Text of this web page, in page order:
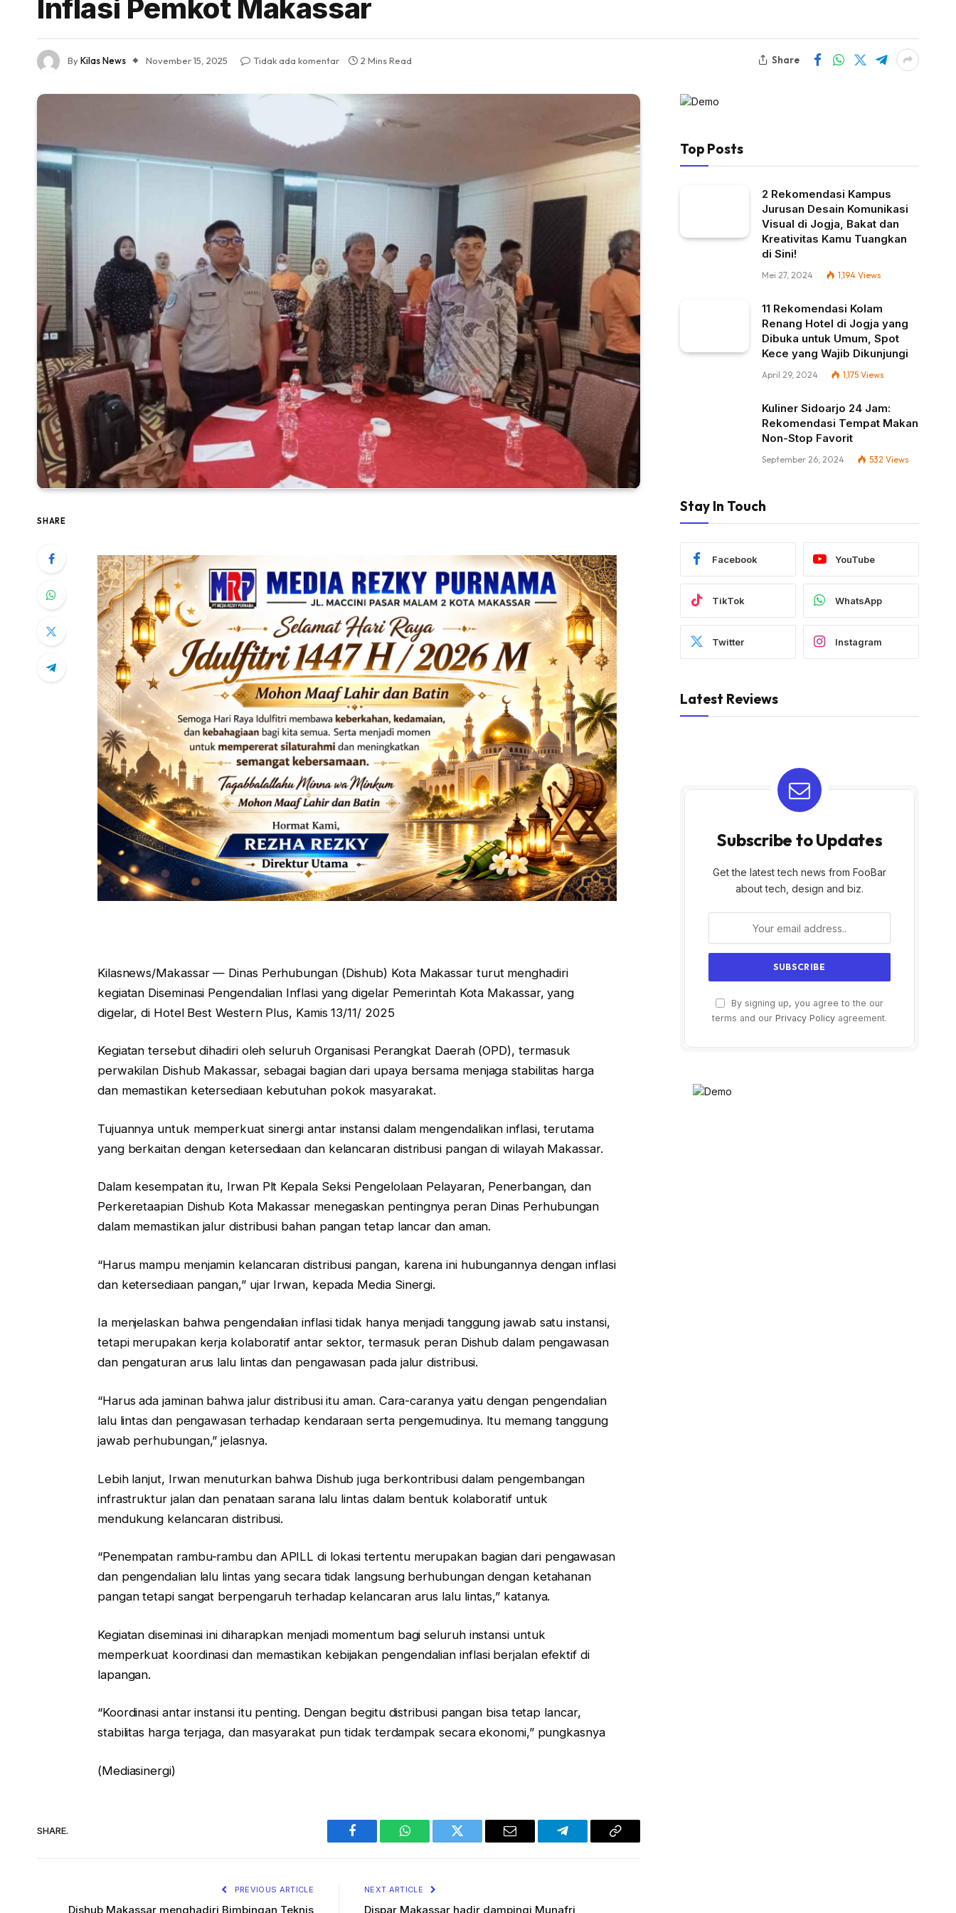
Inflasi Pemkot Makassar
ByKilas News November 15, 2025 Tidak ada komentar 2 Mins Read Share
SHARE
Kilasnews/Makassar — Dinas Perhubungan (Dishub) Kota Makassar turut menghadiri
kegiatan Diseminasi Pengendalian Inflasi yang digelar Pemerintah Kota Makassar, yang
digelar, di Hotel Best Western Plus, Kamis 13/11/ 2025
Kegiatan tersebut dihadiri oleh seluruh Organisasi Perangkat Daerah (OPD), termasuk
perwakilan Dishub Makassar, sebagai bagian dari upaya bersama menjaga stabilitas harga
dan memastikan ketersediaan kebutuhan pokok masyarakat.
Tujuannya untuk memperkuat sinergi antar instansi dalam mengendalikan inflasi, terutama
yang berkaitan dengan ketersediaan dan kelancaran distribusi pangan di wilayah Makassar.
Dalam kesempatan itu, Irwan Plt Kepala Seksi Pengelolaan Pelayaran, Penerbangan, dan
Perkeretaapian Dishub Kota Makassar menegaskan pentingnya peran Dinas Perhubungan
dalam memastikan jalur distribusi bahan pangan tetap lancar dan aman.
“Harus mampu menjamin kelancaran distribusi pangan, karena ini hubungannya dengan inflasi
dan ketersediaan pangan,” ujar Irwan, kepada Media Sinergi.
Ia menjelaskan bahwa pengendalian inflasi tidak hanya menjadi tanggung jawab satu instansi,
tetapi merupakan kerja kolaboratif antar sektor, termasuk peran Dishub dalam pengawasan
dan pengaturan arus lalu lintas dan pengawasan pada jalur distribusi.
“Harus ada jaminan bahwa jalur distribusi itu aman. Cara-caranya yaitu dengan pengendalian
lalu lintas dan pengawasan terhadap kendaraan serta pengemudinya. Itu memang tanggung
jawab perhubungan,” jelasnya.
Lebih lanjut, Irwan menuturkan bahwa Dishub juga berkontribusi dalam pengembangan
infrastruktur jalan dan penataan sarana lalu lintas dalam bentuk kolaboratif untuk
mendukung kelancaran distribusi.
“Penempatan rambu-rambu dan APILL di lokasi tertentu merupakan bagian dari pengawasan
dan pengendalian lalu lintas yang secara tidak langsung berhubungan dengan ketahanan
pangan tetapi sangat berpengaruh terhadap kelancaran arus lalu lintas,” katanya.
Kegiatan diseminasi ini diharapkan menjadi momentum bagi seluruh instansi untuk
memperkuat koordinasi dan memastikan kebijakan pengendalian inflasi berjalan efektif di
lapangan.
“Koordinasi antar instansi itu penting. Dengan begitu distribusi pangan bisa tetap lancar,
stabilitas harga terjaga, dan masyarakat pun tidak terdampak secara ekonomi,” pungkasnya
(Mediasinergi)
SHARE.
Facebook WhatsAppTwitter Email Telegram Copy
PREVIOUS ARTICLE
Dishub Makassar menghadiri Bimbingan Teknis
NEXT ARTICLE
Dispar Makassar hadir dampingi Munafri
Top Posts
2 Rekomendasi Kampus
Jurusan Desain Komunikasi
Visual di Jogja, Bakat dan
Kreativitas Kamu Tuangkan
di Sini!
Mei 27, 2024 1,194 Views
11 Rekomendasi Kolam
Renang Hotel di Jogja yang
Dibuka untuk Umum, Spot
Kece yang Wajib Dikunjungi
April 29, 2024 1,175 Views
Kuliner Sidoarjo 24 Jam:
Rekomendasi Tempat Makan
Non-Stop Favorit
September 26, 2024 532 Views
Stay In Touch
Facebook YouTube
TikTok WhatsApp
Twitter Instagram
Latest Reviews
Subscribe to Updates
Get the latest tech news from FooBar
about tech, design and biz.
By signing up, you agree to the our
terms and our Privacy Policy agreement.